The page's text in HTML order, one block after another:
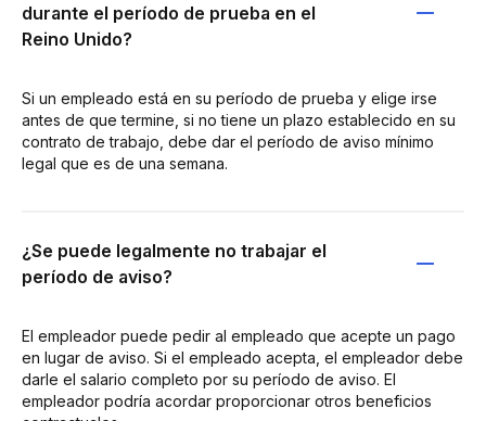
durante el período de prueba en el
Reino Unido?
Si un empleado está en su período de prueba y elige irse
antes de que termine, si no tiene un plazo establecido en su
contrato de trabajo, debe dar el período de aviso mínimo
legal que es de una semana.
¿Se puede legalmente no trabajar el
período de aviso?
El empleador puede pedir al empleado que acepte un pago
en lugar de aviso. Si el empleado acepta, el empleador debe
darle el salario completo por su período de aviso. El
empleador podría acordar proporcionar otros beneficios